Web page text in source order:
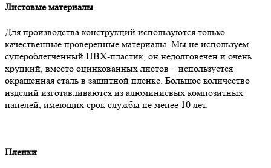
Листовые материалы
Для производства конструкций используются только
качественные проверенные материалы. Мы не используем
супероблегченный ПВХ-пластик, он недолговечен и очень
хрупкий, вместо оцинкованных листов – используется
окрашенная сталь в защитной пленке. Большое количество
изделий изготавливаются из алюминиевых композитных
панелей, имеющих срок службы не менее 10 лет.
Пленки